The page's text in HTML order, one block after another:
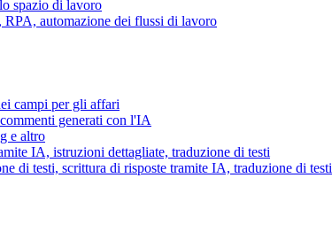
spazio di lavoro
RPA, automazione dei flussi di lavoro
campi per gli affari
generati con l'IA
e altro
IA, istruzioni dettagliate, traduzione di testi
di testi, scrittura di risposte tramite IA, traduzione di testi